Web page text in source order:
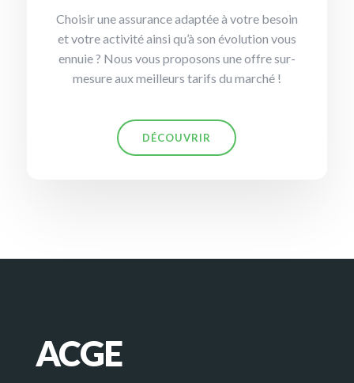
Choisir une assurance adaptée à votre besoin
et votre activité ainsi qu’à son évolution vous
ennuie ? Nous vous proposons une offre sur-
mesure aux meilleurs tarifs du marché !
DÉCOUVRIR
ACGE